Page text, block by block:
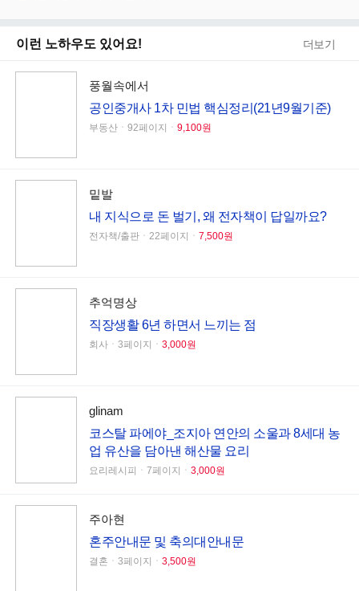
이런 노하우도 있어요! 더보기
풍월속에서
공인중개사 1차 민법 핵심정리(21년9월기준)
부동산ㆍ92페이지ㆍ 9,100원
밑발
내 지식으로 돈 벌기, 왜 전자책이 답일까요?
전자책/출판ㆍ22페이지ㆍ 7,500원
추억명상
직장생활 6년 하면서 느끼는 점
회사ㆍ3페이지ㆍ 3,000원
glinam
코스탈 파에야_조지아 연안의 소울과 8세대 농
업 유산을 담아낸 해산물 요리
요리레시피ㆍ7페이지ㆍ 3,000원
주아현
혼주안내문 및 축의대안내문
결혼ㆍ3페이지ㆍ 3,500원